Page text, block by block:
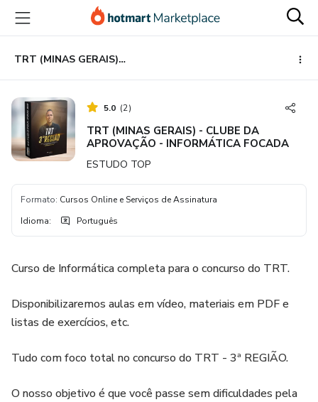
para
conteúdo
principal
para
pagamento
para
rodapé
TRT (MINAS GERAIS) - CLUBE DA APROVAÇÃO - INFORMÁTICA FOCADA
5.0 (2)
TRT (MINAS GERAIS) - CLUBE DA
APROVAÇÃO - INFORMÁTICA FOCADA
ESTUDO TOP
Formato: Cursos Online e Serviços de Assinatura
Idioma: Português
Curso de Informática completa para o concurso do TRT.
Disponibilizaremos aulas em vídeo, materiais em PDF e
listas de exercícios, etc.
Tudo com foco total no concurso do TRT - 3ª REGIÃO.
O nosso objetivo é que você passe sem dificuldades pela